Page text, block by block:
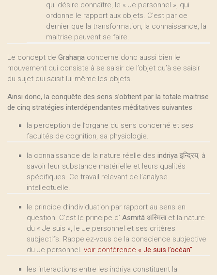
qui désire connaître, le « Je personnel », qui
ordonne le rapport aux objets. C’est par ce
dernier que la transformation, la connaissance, la
maitrise peuvent se faire.
Le concept de Grahaṇa concerne donc aussi bien le
mouvement qui consiste à se saisir de l’objet qu’à se saisir
du sujet qui saisit lui-même les objets.
Ainsi donc, la conquête des sens s’obtient par la totale maitrise
de cinq stratégies interdépendantes méditatives suivantes :
la perception de l’organe du sens concerné et ses
facultés de cognition, sa physiologie.
la connaissance de la nature réelle des indriya इन्द्रिय, à
savoir leur substance matérielle et leurs qualités
spécifiques. Ce travail relevant de l’analyse
intellectuelle.
le principe d’individuation par rapport au sens en
question. C’est le principe d’ Asmitā अस्मिता et la nature
du « Je suis », le Je personnel et ses critères
subjectifs. Rappelez-vous de la conscience subjective
du Je personnel. voir conférence « Je suis l’océan"
les interactions entre les indriya constituent la